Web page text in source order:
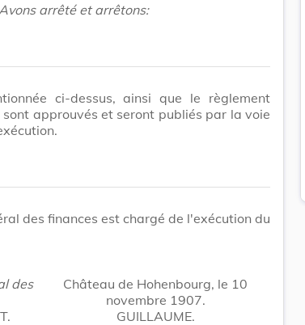
Avons arrêté et arrêtons:
ci-dessus, ainsi que le règlement
approuvés et seront publiés par la voie
des finances est chargé de l'exécution du
des
Château de Hohenbourg, le 10
novembre 1907.
GUILLAUME.